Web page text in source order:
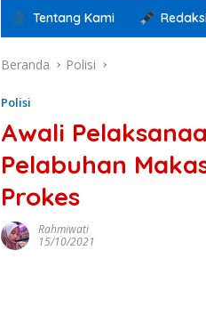
Tentang Kami
Beranda Polisi
Polisi
Awali
Pelabuhan
Prokes
Rahmiwati
15/10/2021